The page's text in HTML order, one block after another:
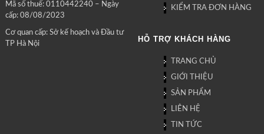
Mã số thuế: 0110442240 – Ngày
cấp: 08/08/2023
Cơ quan cấp: Sở kế hoạch và Đầu tư
TP Hà Nội
KIỂM TRA ĐƠN HÀNG
HỖ TRỢ KHÁCH HÀNG
TRANG CHỦ
GIỚI THIỆU
SẢN PHẨM
LIÊN HỆ
TIN TỨC